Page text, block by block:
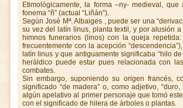
Etimológicamente, la forma –ny- medieval,
fonema “ñ” (actual “Liñán”).
Según José Mª. Albaiges , puede ser una
su vez del latín linus, planta textil, y por alusión
himnos funerarios (linos) con la queja
frecuentemente con la acepción
latín linus y que antiguamente significaba “hilo
heráldico puede estar pues relacionada con
combates.
Sin embargo, suponiendo su origen francés,
significado “de madera” o, como adjetivo,
algún apelativo al primer personaje que tomó
con el significado de hilera de árboles o plantas.